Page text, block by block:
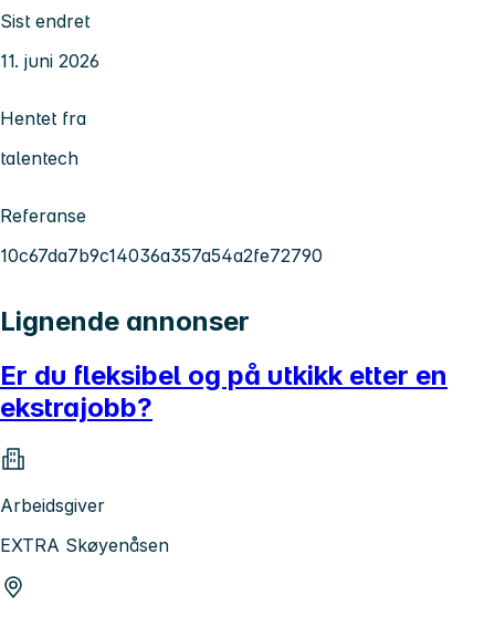
Sist endret
11. juni 2026
Hentet fra
talentech
Referanse
10c67da7b9c14036a357a54a2fe72790
Lignende annonser
Er du fleksibel og på utkikk etter en
ekstrajobb?
Arbeidsgiver
EXTRA Skøyenåsen